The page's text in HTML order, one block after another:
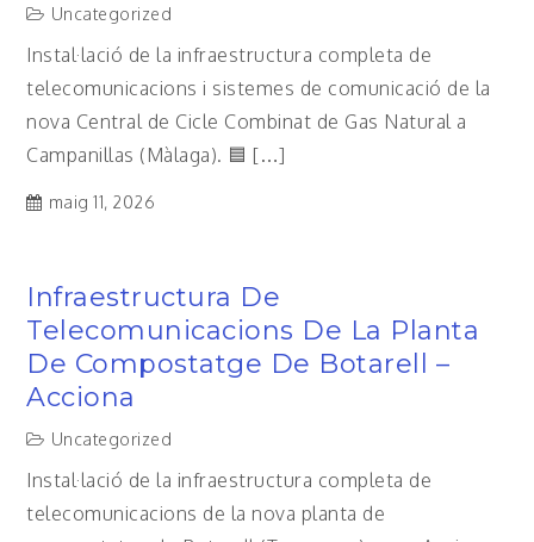
Uncategorized
Instal·lació de la infraestructura completa de
telecomunicacions i sistemes de comunicació de la
nova Central de Cicle Combinat de Gas Natural a
Campanillas (Màlaga). 🟦 […]
maig 11, 2026
Infraestructura De
Telecomunicacions De La Planta
De Compostatge De Botarell –
Acciona
Uncategorized
Instal·lació de la infraestructura completa de
telecomunicacions de la nova planta de